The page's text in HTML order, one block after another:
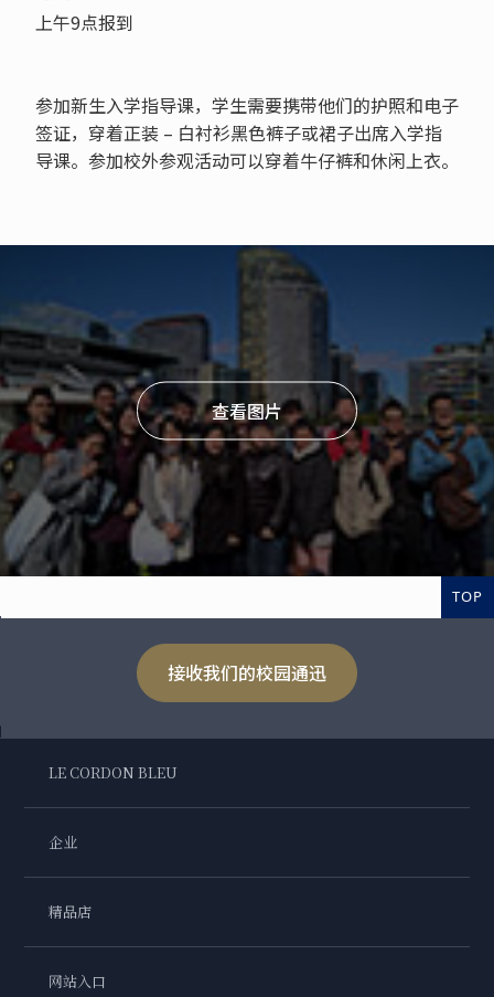
上午9点报到
参加新生入学指导课，学生需要携带他们的护照和电子
签证，穿着正装 – 白衬衫黑色裤子或裙子出席入学指
导课。参加校外参观活动可以穿着牛仔裤和休闲上衣。
查看图片
TOP
接收我们的校园通迅
LE CORDON BLEU
企业
精品店
网站入口